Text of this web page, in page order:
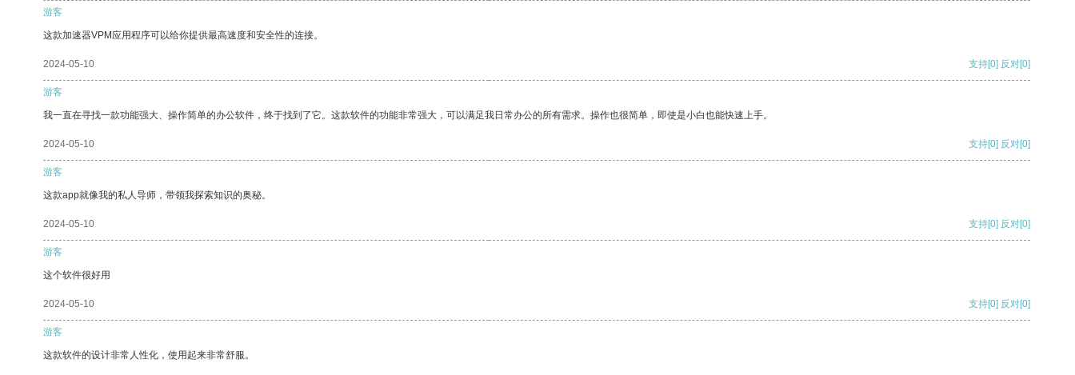
游客
这款加速器VPM应用程序可以给你提供最高速度和安全性的连接。
2024-05-10 支持[0] 反对[0]
游客
我一直在寻找一款功能强大、操作简单的办公软件，终于找到了它。这款软件的功能非常强大，可以满足我日常办公的所有需求。操作也很简单，即使是小白也能快速上手。
2024-05-10 支持[0] 反对[0]
游客
这款app就像我的私人导师，带领我探索知识的奥秘。
2024-05-10 支持[0] 反对[0]
游客
这个软件很好用
2024-05-10 支持[0] 反对[0]
游客
这款软件的设计非常人性化，使用起来非常舒服。